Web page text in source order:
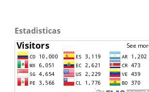
Estadisticas